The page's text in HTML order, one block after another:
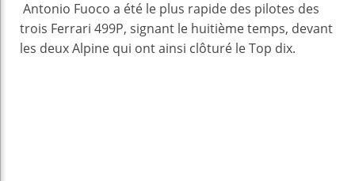
Antonio Fuoco a été le plus rapide des pilotes des
trois Ferrari 499P, signant le huitième temps, devant
les deux Alpine qui ont ainsi clôturé le Top dix.